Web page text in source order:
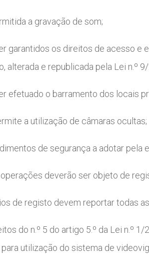
a gravação de som;
garantidos os direitos de acesso e
alterada e republicada pela Lei n.º
efetuado o barramento dos locais
a utilização de câmaras ocultas;
de segurança a adotar
deverão ser objeto de
de registo devem reportar todas
do n.º 5 do artigo 5.º da Lei n.º
utilização do sistema de